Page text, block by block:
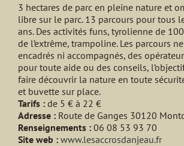
3 hectares de parc en pleine nature et
libre sur le parc. 13 parcours pour tous
ans. Des activités funs, tyrolienne de
de l’extrême, trampoline. Les parcours
encadrés ni accompagnés, des
pour toute aide ou des conseils,
faire découvrir la nature en toute
et buvette sur place.
Tarifs : de 5 € à 22 €
Adresse : Route de Ganges 30120
Renseignements : 06 08 53 93 70
Site web : www.lesaccrosdanjeau.fr